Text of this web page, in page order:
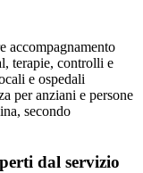
accompagnamento
terapie, controlli e
e ospedali
per anziani e persone
secondo
dal servizio